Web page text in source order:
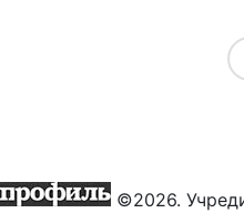
©2026.